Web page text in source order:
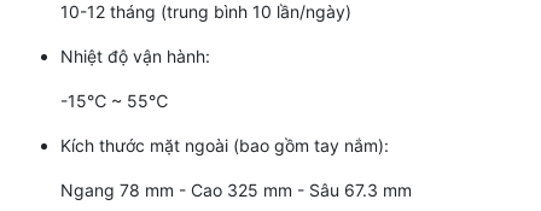
10-12 tháng (trung bình 10 lần/ngày)
Nhiệt độ vận hành:
-15℃ ~ 55℃
Kích thước mặt ngoài (bao gồm tay nắm):
Ngang 78 mm - Cao 325 mm - Sâu 67.3 mm